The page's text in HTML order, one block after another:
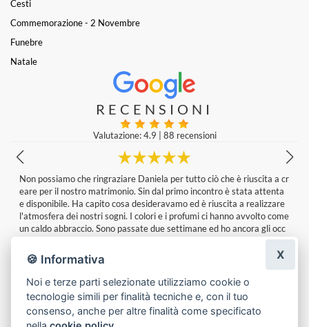
Cesti
Commemorazione - 2 Novembre
Funebre
Natale
RECENSIONI
Valutazione: 4.9 88 recensioni
Non possiamo che ringraziare Daniela per tutto ciò che è riuscita a cr
eare per il nostro matrimonio. Sin dal primo incontro è stata attenta
e disponibile. Ha capito cosa desideravamo ed è riuscita a realizzare
l'atmosfera dei nostri sogni. I colori e i profumi ci hanno avvolto come
un caldo abbraccio. Sono passate due settimane ed ho ancora gli occ
hi pieni della magia che ha creato per la nostra giornata. Grazie di cu
ore ❤️
Fabiola
Lascia una recensione
🍪 Informativa
Noi e terze parti selezionate utilizziamo cookie o
tecnologie simili per finalità tecniche e, con il tuo
consenso, anche per altre finalità come specificato
X